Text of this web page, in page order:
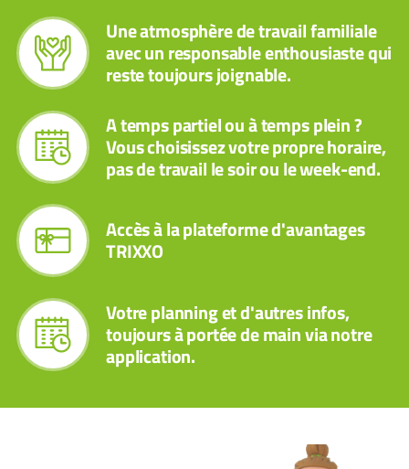
Une atmosphère de travail familiale
avec un responsable enthousiaste qui
reste toujours joignable.
A temps partiel ou à temps plein ?
Vous choisissez votre propre horaire,
pas de travail le soir ou le week-end.
Accès à la plateforme d'avantages
TRIXXO
Votre planning et d'autres infos,
toujours à portée de main via notre
application.